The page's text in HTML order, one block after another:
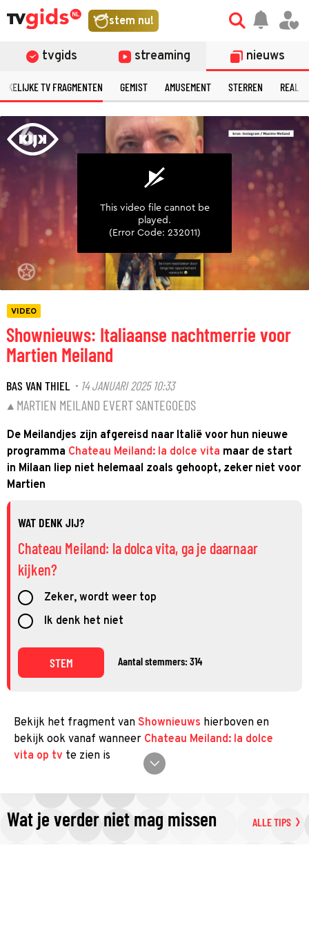
stem nu!
tvgids streaming nieuws
TV FRAGMENTEN GEMIST AMUSEMENT STERREN
©
VIDEO
Shownieuws: Italiaanse nachtmerrie voor
Martien Meiland
BAS VAN THIEL· 14 JANUARI 2025 10:33
MARTIEN MEILAND EVERT SANTEGOEDS
De Meilandjes zijn afgereisd naar Italië voor hun nieuwe
programma Chateau Meiland: la dolce vita maar de start
in Milaan liep niet helemaal zoals gehoopt, zeker niet voor
Martien
WAT DENK JIJ?
Chateau Meiland: la dolca vita, ga je daarnaar
kijken?
Zeker, wordt weer top
Ik denk het niet
STEM Aantal stemmers: 314
Bekijk het fragment van Shownieuws hierboven en
bekijk ook vanaf wanneer Chateau Meiland: la dolce
vita op tv te zien is
Wat je verder niet mag missen ALLE TIPS